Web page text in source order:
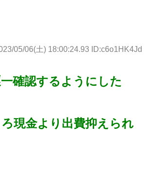
05/06(土) 18:00:24.93 ID:c6o1HK4Jd
確認するようにした
現金より出費抑えられ